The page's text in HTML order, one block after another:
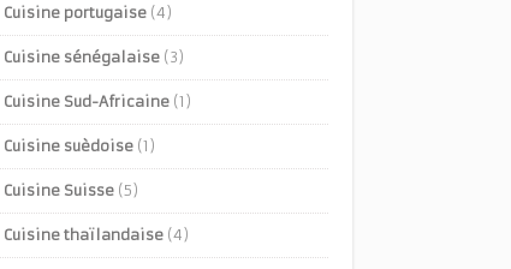
Cuisine portugaise (4)
Cuisine sénégalaise (3)
Cuisine Sud-Africaine (1)
Cuisine suèdoise (1)
Cuisine Suisse (5)
Cuisine thaïlandaise (4)